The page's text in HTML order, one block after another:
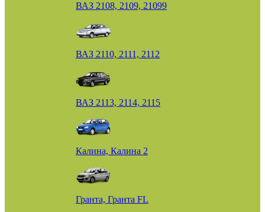
ВАЗ 2108, 2109, 21099
ВАЗ 2110, 2111, 2112
ВАЗ 2113, 2114, 2115
Калина, Калина 2
Гранта, Гранта FL